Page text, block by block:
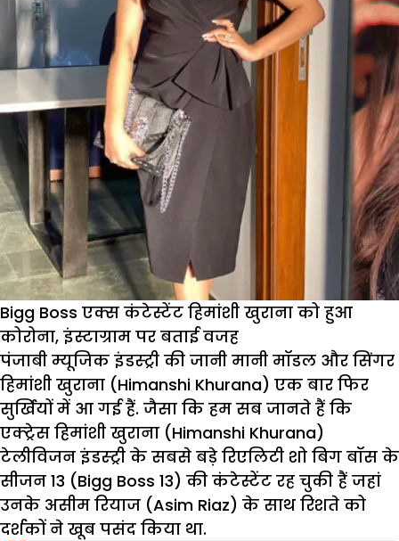
कोरोना
वायरस
से
ठीक,
शेयर
की
फोटो
Bigg Boss एक्स कंटेस्टेंट हिमांशी खुराना को हुआ
कोरोना, इंस्टाग्राम पर बताई वजह
पंजाबी म्यूजिक इंडस्ट्री की जानी मानी मॉडल और सिंगर
हिमांशी खुराना (Himanshi Khurana) एक बार फिर
सुर्खियों में आ गई हैं. जैसा कि हम सब जानते हैं कि
एक्ट्रेस हिमांशी खुराना (Himanshi Khurana)
टेलीविजन इंडस्ट्री के सबसे बड़े रिएलिटी शो बिग बॉस के
सीजन 13 (Bigg Boss 13) की कंटेस्टेंट रह चुकी हैं जहां
उनके असीम रियाज (Asim Riaz) के साथ रिशते को
दर्शकों ने खूब पसंद किया था.